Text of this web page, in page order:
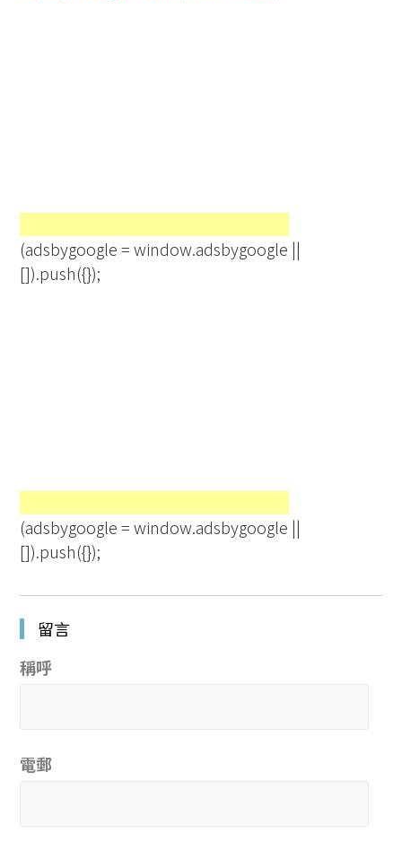
(adsbygoogle = window.adsbygoogle ||
[]).push({});
(adsbygoogle = window.adsbygoogle ||
[]).push({});
留言
稱呼
電郵